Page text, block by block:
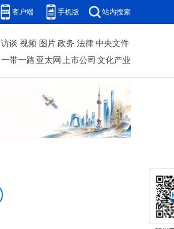
客户端 手机版 站内搜索
访谈 视频 图片 政务 法律 中央文件
一带一路 亚太网 上市公司 文化产业